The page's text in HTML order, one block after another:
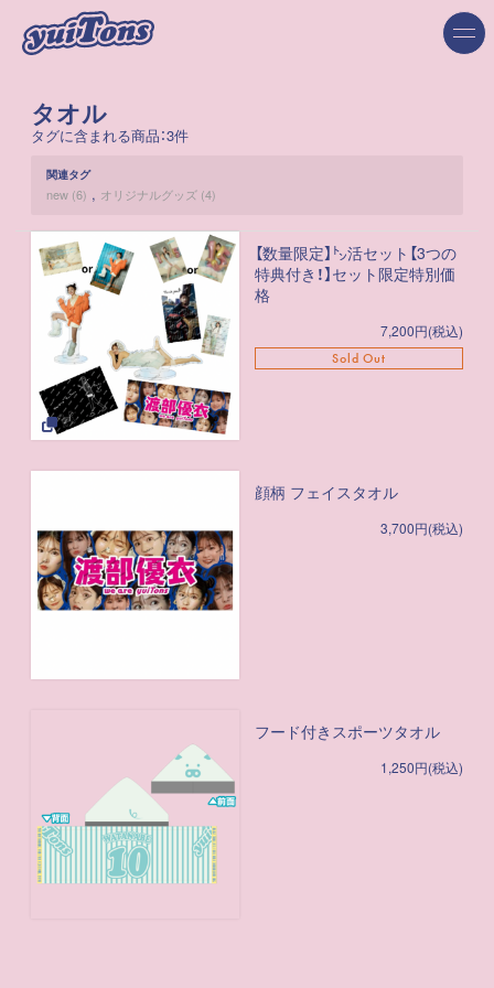
タオル
タグに含まれる商品：3件
関連タグ
new (6) オリジナルグッズ (4)
【数量限定】㌧活セット【3つの
特典付き！】セット限定特別価
格
7,200円(税込)
Sold Out
顔柄 フェイスタオル
3,700円(税込)
フード付きスポーツタオル
1,250円(税込)